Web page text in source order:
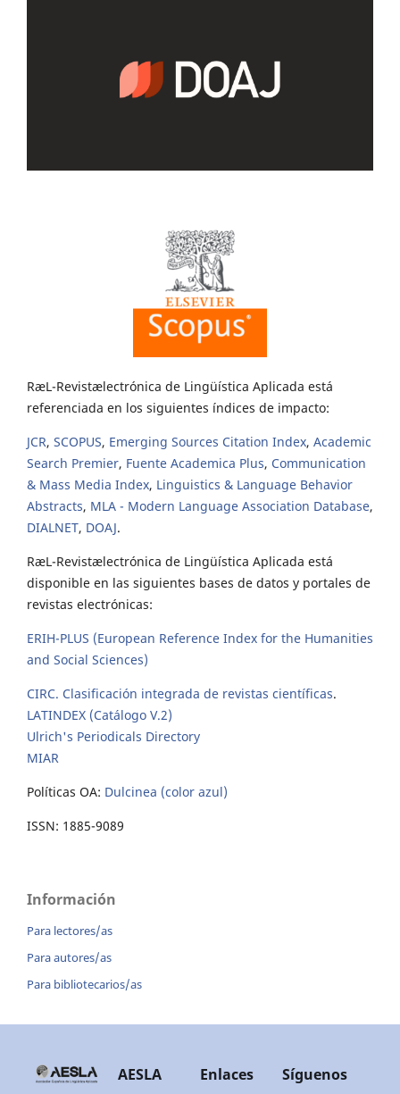
RæL-Revistælectrónica de Lingüística Aplicada está
referenciada en los siguientes índices de impacto:
JCR, SCOPUS, Emerging Sources Citation Index, Academic
Search Premier, Fuente Academica Plus, Communication
& Mass Media Index, Linguistics & Language Behavior
Abstracts, MLA - Modern Language Association Database,
DIALNET, DOAJ.
RæL-Revistælectrónica de Lingüística Aplicada está
disponible en las siguientes bases de datos y portales de
revistas electrónicas:
ERIH-PLUS (European Reference Index for the Humanities
and Social Sciences)
CIRC. Clasificación integrada de revistas científicas.
LATINDEX (Catálogo V.2)
Ulrich's Periodicals Directory
MIAR
Políticas OA: Dulcinea (color azul)
ISSN: 1885-9089
Información
Para lectores/as
Para autores/as
Para bibliotecarios/as
AESLA Enlaces Síguenos